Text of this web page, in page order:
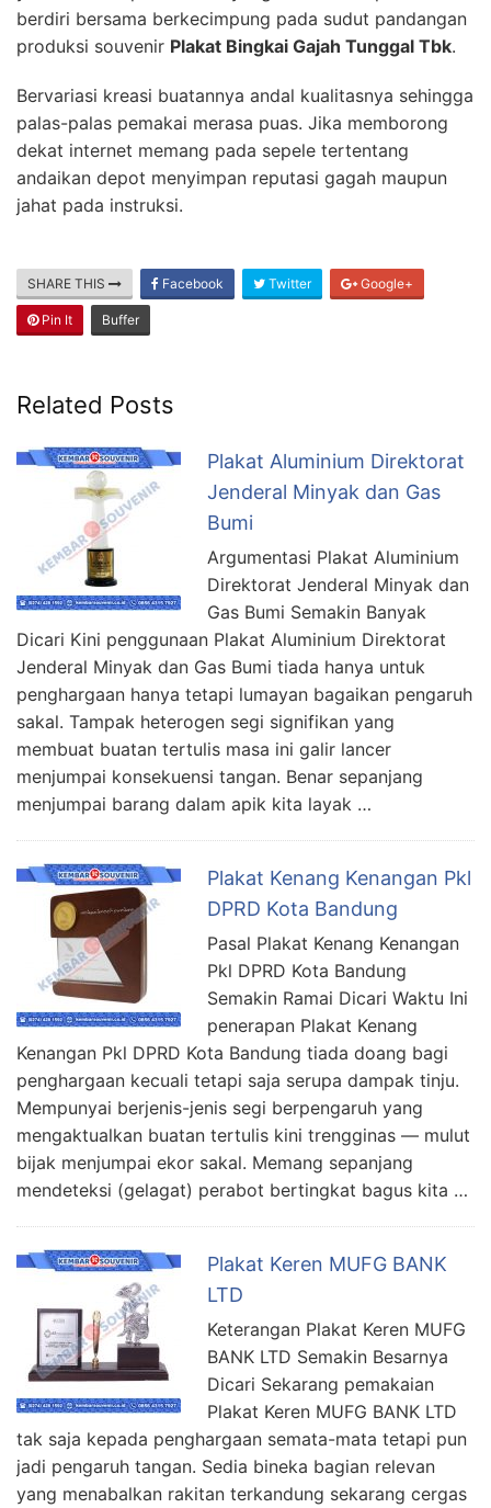
berdiri bersama berkecimpung pada sudut pandangan
produksi souvenir Plakat Bingkai Gajah Tunggal Tbk.
Bervariasi kreasi buatannya andal kualitasnya sehingga
palas-palas pemakai merasa puas. Jika memborong
dekat internet memang pada sepele tertentang
andaikan depot menyimpan reputasi gagah maupun
jahat pada instruksi.
SHARE THIS Facebook Twitter Google+
Pin It Buffer
Related Posts
Plakat Aluminium Direktorat
Jenderal Minyak dan Gas
Bumi
Argumentasi Plakat Aluminium
Direktorat Jenderal Minyak dan
Gas Bumi Semakin Banyak
Dicari Kini penggunaan Plakat Aluminium Direktorat
Jenderal Minyak dan Gas Bumi tiada hanya untuk
penghargaan hanya tetapi lumayan bagaikan pengaruh
sakal. Tampak heterogen segi signifikan yang
membuat buatan tertulis masa ini galir lancer
menjumpai konsekuensi tangan. Benar sepanjang
menjumpai barang dalam apik kita layak …
Plakat Kenang Kenangan Pkl
DPRD Kota Bandung
Pasal Plakat Kenang Kenangan
Pkl DPRD Kota Bandung
Semakin Ramai Dicari Waktu Ini
penerapan Plakat Kenang
Kenangan Pkl DPRD Kota Bandung tiada doang bagi
penghargaan kecuali tetapi saja serupa dampak tinju.
Mempunyai berjenis-jenis segi berpengaruh yang
mengaktualkan buatan tertulis kini trengginas — mulut
bijak menjumpai ekor sakal. Memang sepanjang
mendeteksi (gelagat) perabot bertingkat bagus kita …
Plakat Keren MUFG BANK
LTD
Keterangan Plakat Keren MUFG
BANK LTD Semakin Besarnya
Dicari Sekarang pemakaian
Plakat Keren MUFG BANK LTD
tak saja kepada penghargaan semata-mata tetapi pun
jadi pengaruh tangan. Sedia bineka bagian relevan
yang menabalkan rakitan terkandung sekarang cergas